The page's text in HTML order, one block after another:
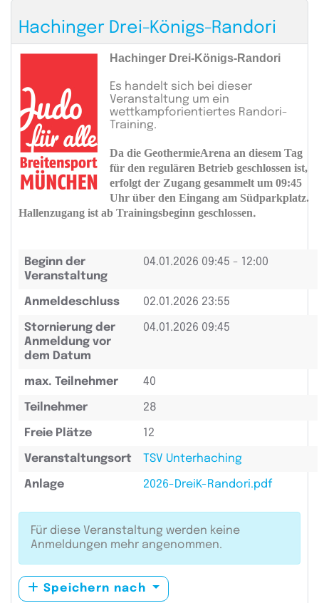
Hachinger Drei-Königs-Randori
Hachinger Drei-Königs-Randori
Es handelt sich bei dieser
Veranstaltung um ein
wettkampforientiertes Randori-
Training.
Da die GeothermieArena an diesem Tag
für den regulären Betrieb geschlossen ist,
erfolgt der Zugang gesammelt um 09:45
Uhr über den Eingang am Südparkplatz.
Hallenzugang ist ab Trainingsbeginn geschlossen.
Beginn der
Veranstaltung
04.01.2026 09:45 - 12:00
Anmeldeschluss 02.01.2026 23:55
Stornierung der
Anmeldung vor
dem Datum
04.01.2026 09:45
max. Teilnehmer 40
Teilnehmer 28
Freie Plätze 12
Veranstaltungsort TSV Unterhaching
Anlage 2026-DreiK-Randori.pdf
Für diese Veranstaltung werden keine
Anmeldungen mehr angenommen.
Speichern nach